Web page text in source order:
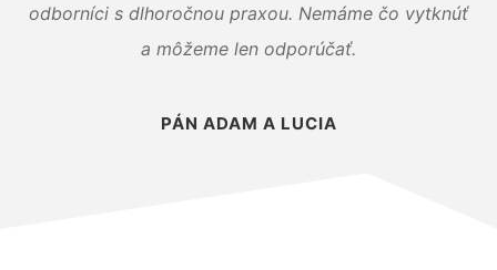
odborníci s dlhoročnou praxou. Nemáme čo vytknúť
a môžeme len odporúčať.
PÁN ADAM A LUCIA